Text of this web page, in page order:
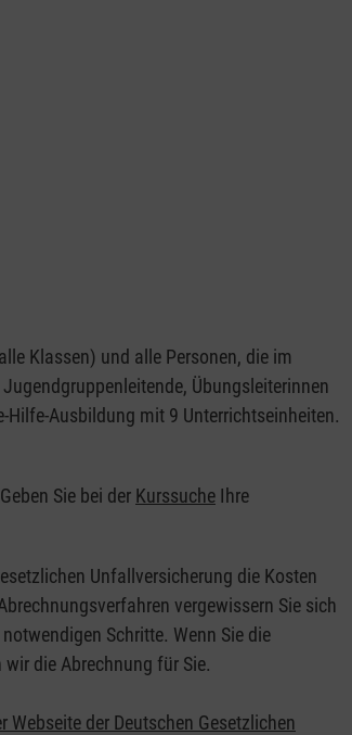
Klassen) und alle Personen, die im
Übungsleiterinnen
Hilfe-Ausbildung mit 9 Unterrichtseinheiten.
Sie bei der Kurssuche Ihre
Unfallversicherung die Kosten
vergewissern Sie sich
Schritte. Wenn Sie die
die Abrechnung für Sie.
der Deutschen Gesetzlichen